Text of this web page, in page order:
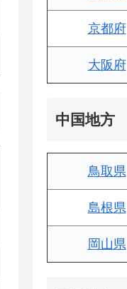
京都府
大阪府
中国地方
鳥取県
島根県
岡山県